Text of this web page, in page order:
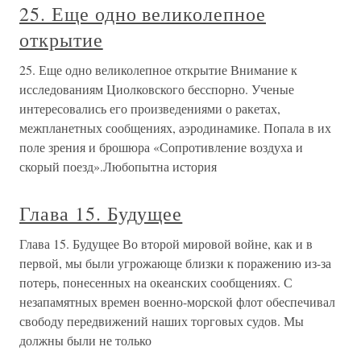
25. Еще одно великолепное
открытие
25. Еще одно великолепное открытие Внимание к
исследованиям Циолковского бесспорно. Ученые
интересовались его произведениями о ракетах,
межпланетных сообщениях, аэродинамике. Попала в их
поле зрения и брошюра «Сопротивление воздуха и
скорый поезд».Любопытна история
Глава 15. Будущее
Глава 15. Будущее Во второй мировой войне, как и в
первой, мы были угрожающе близки к поражению из-за
потерь, понесенных на океанских сообщениях. С
незапамятных времен военно-морской флот обеспечивал
свободу передвижений наших торговых судов. Мы
должны были не только